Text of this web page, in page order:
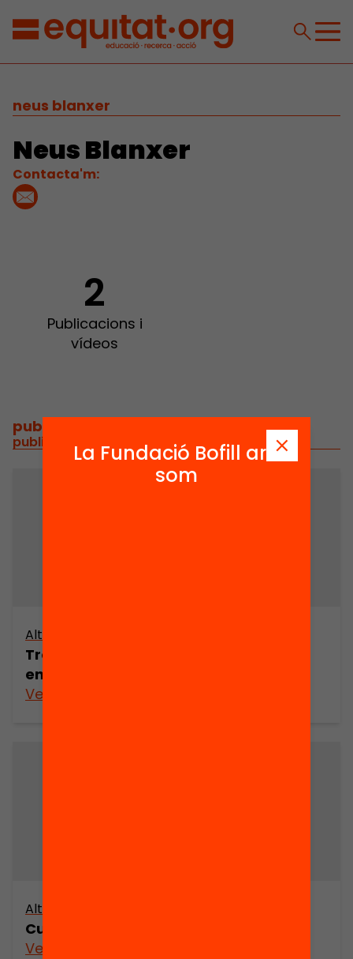
neus blanxer
Neus Blanxer
Contacta'm:
2
Publicacions i
vídeos
publicacions i vídeos
publicacions i vídeos relacionats
Altres arxius
Trobada Can Bordoi (I): Les emocions
en l’educació
Veure’n més
Altres arxius
Curs d’educació emocional
Veure’n més
La Fundació Bofill ara
som